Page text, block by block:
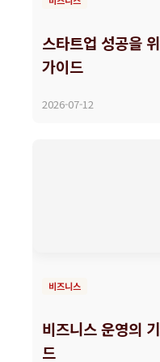
스타트업 성공을
가이드
2026-07-12
비즈니스
비즈니스 운영의
드